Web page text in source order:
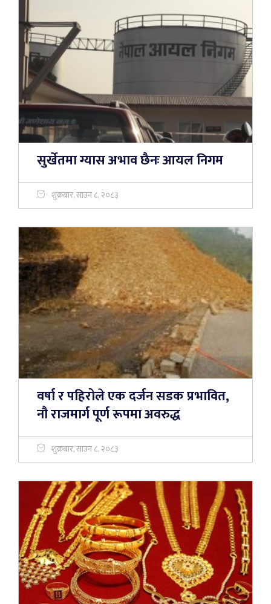
सुर्खेतमा ग्यास अभाव छैनः आयल निगम
शुक्रबार, साउन ८, २०८३
वर्षा र पहिरोले एक दर्जन सडक प्रभावित,
नौ राजमार्ग पूर्ण रूपमा अवरुद्ध
शुक्रबार, साउन ८, २०८३